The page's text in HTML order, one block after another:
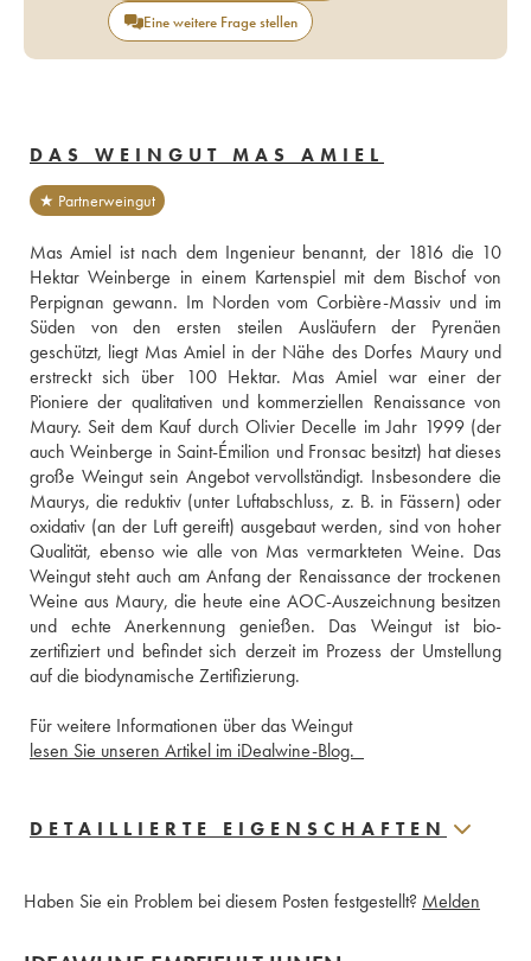
Eine weitere Frage stellen
DAS WEINGUT MAS AMIEL
★ Partnerweingut
Mas Amiel ist nach dem Ingenieur benannt, der 1816 die 10
Hektar Weinberge in einem Kartenspiel mit dem Bischof von
Perpignan gewann. Im Norden vom Corbière-Massiv und im
Süden von den ersten steilen Ausläufern der Pyrenäen
geschützt, liegt Mas Amiel in der Nähe des Dorfes Maury und
erstreckt sich über 100 Hektar. Mas Amiel war einer der
Pioniere der qualitativen und kommerziellen Renaissance von
Maury. Seit dem Kauf durch Olivier Decelle im Jahr 1999 (der
auch Weinberge in Saint-Émilion und Fronsac besitzt) hat dieses
große Weingut sein Angebot vervollständigt. Insbesondere die
Maurys, die reduktiv (unter Luftabschluss, z. B. in Fässern) oder
oxidativ (an der Luft gereift) ausgebaut werden, sind von hoher
Qualität, ebenso wie alle von Mas vermarkteten Weine. Das
Weingut steht auch am Anfang der Renaissance der trockenen
Weine aus Maury, die heute eine AOC-Auszeichnung besitzen
und echte Anerkennung genießen. Das Weingut ist bio-
zertifiziert und befindet sich derzeit im Prozess der Umstellung
auf die biodynamische Zertifizierung.
Für weitere Informationen über das Weingut
lesen Sie unseren Artikel im iDealwine-Blog.
DETAILLIERTE EIGENSCHAFTEN
Haben Sie ein Problem bei diesem Posten festgestellt? Melden